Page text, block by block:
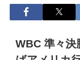
WBC 準々決